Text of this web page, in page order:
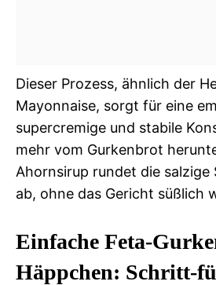
Dieser Prozess, ähnlich der
Mayonnaise, sorgt für eine
supercremige und stabile
mehr vom Gurkenbrot
Ahornsirup rundet die salzige
ab, ohne das Gericht süßlich
Einfache Feta-
Häppchen: Schritt-